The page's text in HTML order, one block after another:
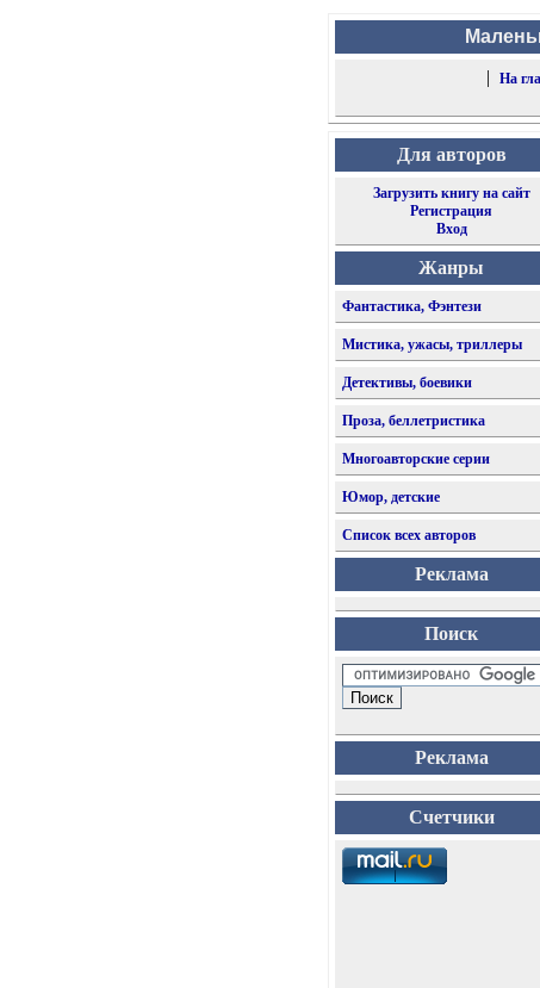
|
На
Для авторов
Загрузить книгу на сайт
Регистрация
Вход
Жанры
Фантастика, Фэнтези
Мистика, ужасы, триллеры
Детективы, боевики
Проза, беллетристика
Многоавторские серии
Юмор, детские
Список всех авторов
Реклама
Поиск
Реклама
Счетчики